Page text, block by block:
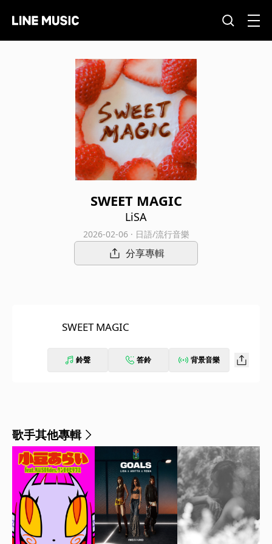
SWEET MAGIC
LiSA
2026-02-06 · 日語/流行音樂
分享專輯
SWEET MAGIC
鈴聲 答鈴 背景音樂
歌手其他專輯